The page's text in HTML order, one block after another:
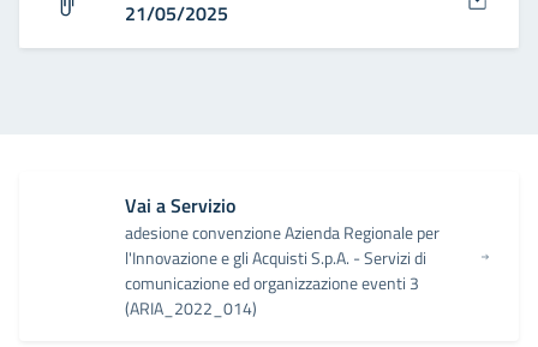
21/05/2025
Vai a Servizio
adesione convenzione Azienda Regionale per
l'Innovazione e gli Acquisti S.p.A. - Servizi di
comunicazione ed organizzazione eventi 3
(ARIA_2022_014)